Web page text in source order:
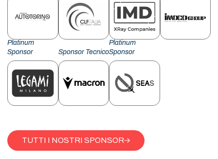
Platinum
Sponsor
Sponsor Tecnico
Platinum
Sponsor
TUTTI I NOSTRI SPONSOR